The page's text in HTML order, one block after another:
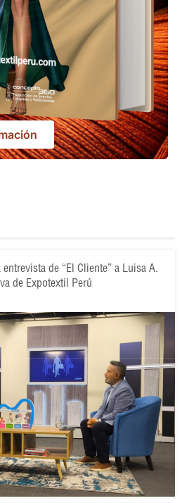
de “El Cliente” a Luisa A.
de Expotextil Perú